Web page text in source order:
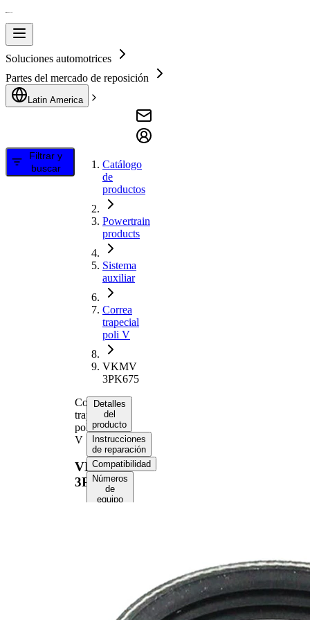
Soluciones automotrices
Partes del mercado de reposición
Latin America
Filtrar y
buscar
Catálogo
de
productos
Powertrain
products
Sistema
auxiliar
Correa
trapecial
poli V
VKMV
3PK675
Correa
trapecial
poli
V
VKMV
3PK675
Detalles
del
producto
Instrucciones
de reparación
Compatibilidad
Números
de
equipo
Valor
675 mm
10,68